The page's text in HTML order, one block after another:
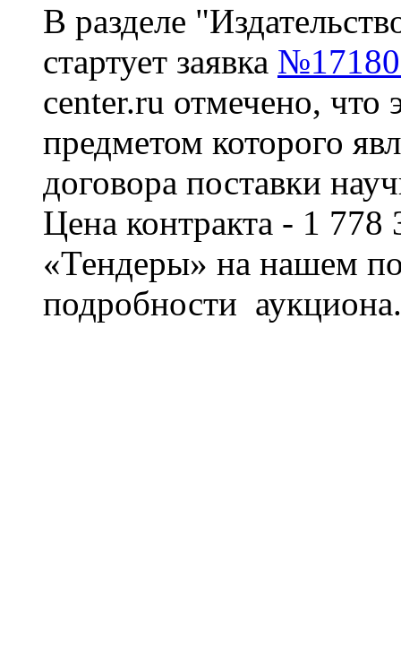
В разделе
стартует заявка
center.ru отмечено, что
предметом которого
договора поставки
Цена контракта - 1 778
«Тендеры» на нашем
подробности аукциона.